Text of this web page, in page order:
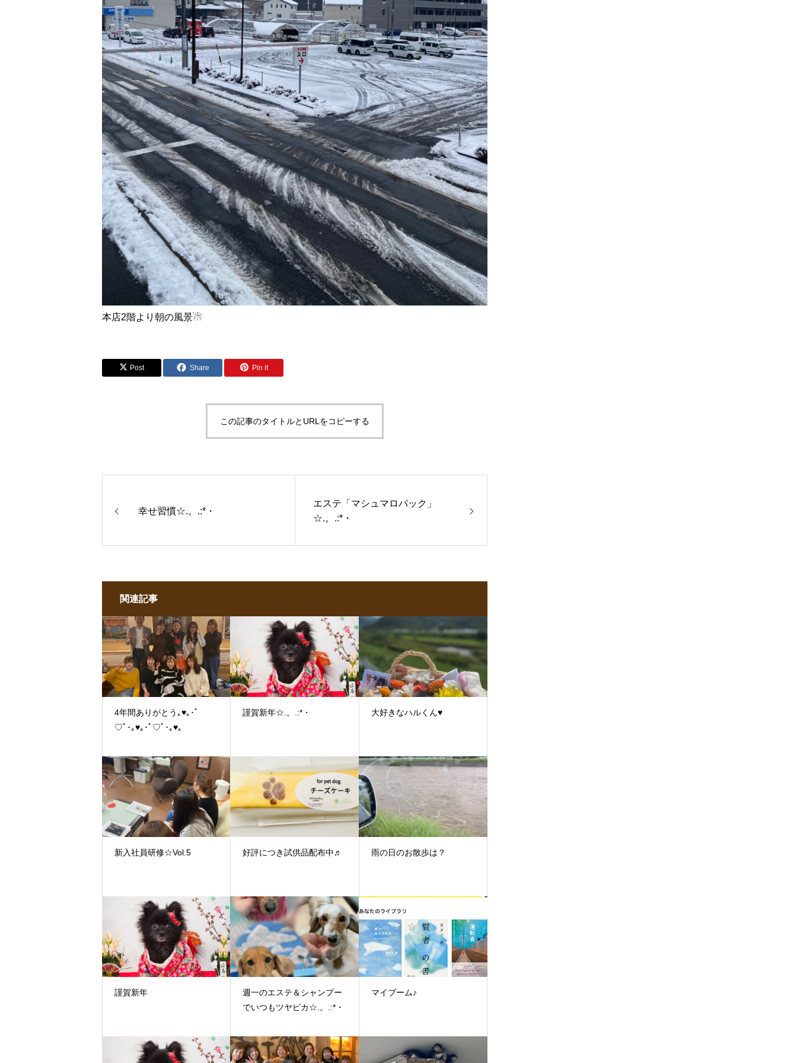
本店2階より朝の風景☃
Post Share Pin it
この記事のタイトルとURLをコピーする
幸せ習慣☆.。.:*・
エステ「マシュマロパック」
☆.。.:*・
関連記事
4年間ありがとう｡♥｡･ﾟ
♡ﾟ･｡♥｡･ﾟ♡ﾟ･｡♥｡
謹賀新年☆.。.:*・ 大好きなハルくん♥
新入社員研修☆Vol.5 好評につき試供品配布中♬ 雨の日のお散歩は？
謹賀新年
週一のエステ＆シャンプー
でいつもツヤピカ☆.。.:*・
マイブーム♪